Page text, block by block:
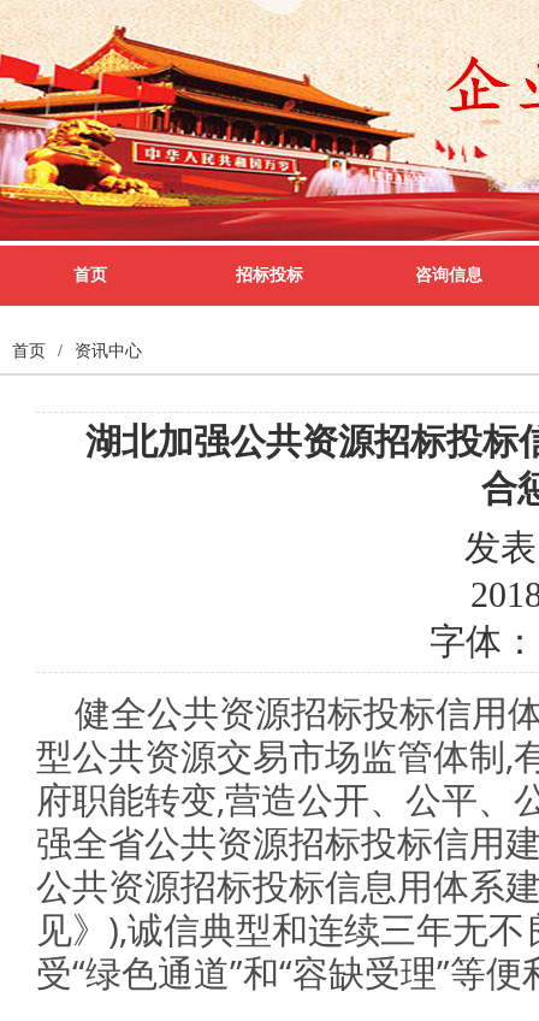
首页 招标投标 咨询信息
首页 / 资讯中心
湖北加强公共资源招标投标
合
发
字体：
健全公共资源招标投标信用
型公共资源交易市场监管体制,
府职能转变,营造公开、公平、
强全省公共资源招标投标信用
公共资源招标投标信息用体系
见》),诚信典型和连续三年无
受“绿色通道”和“容缺受理”等